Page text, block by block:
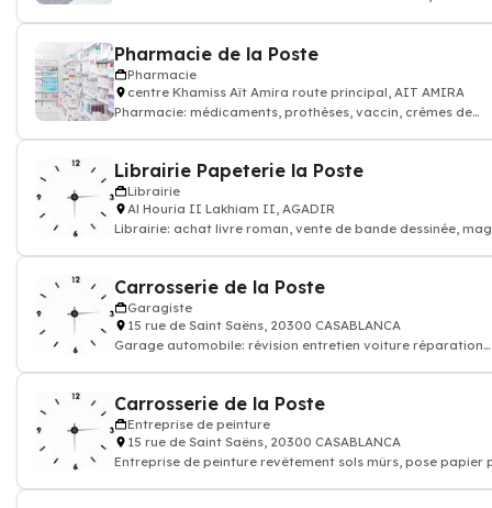
Pharmacie de la Poste
Pharmacie
centre Khamiss Aït Amira route principal, AIT AMIRA
Pharmacie: médicaments, prothèses, vaccin, crèmes de
Librairie Papeterie la Poste
Librairie
Al Houria II Lakhiam II, AGADIR
Librairie: achat livre roman, vente de bande dessinée,
Carrosserie de la Poste
Garagiste
15 rue de Saint Saëns, 20300 CASABLANCA
Garage automobile: révision entretien voiture réparation
Carrosserie de la Poste
Entreprise de peinture
15 rue de Saint Saëns, 20300 CASABLANCA
Entreprise de peinture revêtement sols mûrs, pose papier